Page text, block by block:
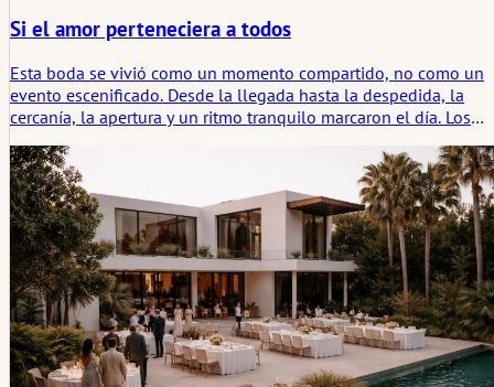
Si el amor perteneciera a todos
Esta boda se vivió como un momento compartido, no como un
evento escenificado. Desde la llegada hasta la despedida, la
cercanía, la apertura y un ritmo tranquilo marcaron el día. Los
formal. La celebración se nutrió de encuentros auténticos,
conversaciones compartidas y una atmósfera que se mantuvo a
lo largo de todo el día. Lo que quedó fue la sensación de haber
sido parte de algo orgánico – sostenido por la conexión y la
alegría silenciosa.